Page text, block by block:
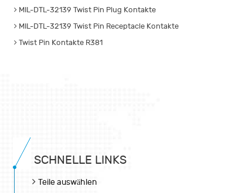
MIL-DTL-32139 Twist Pin Plug Kontakte
MIL-DTL-32139 Twist Pin Receptacle Kontakte
Twist Pin Kontakte R381
SCHNELLE LINKS
Teile auswählen